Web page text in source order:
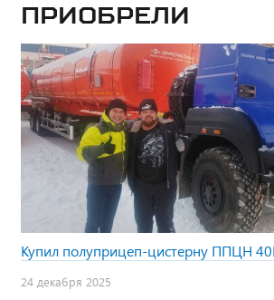
приобрели
Купил полуприцеп-цистерну ППЦН
24 декабря 2025